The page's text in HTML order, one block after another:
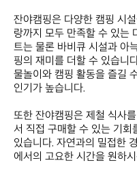
잔야캠핑은 다양한 캠핑 시
랑까지 모두 만족할 수 있는
트는 물론 바비큐 시설과 아
핑의 재미를 더할 수 있습니
물놀이와 캠핑 활동을 즐길
인기가 높습니다.
또한 잔야캠핑은 제철 식사
서 직접 구매할 수 있는 기회
있습니다. 자연과의 밀접한
에서의 고요한 시간을 원하